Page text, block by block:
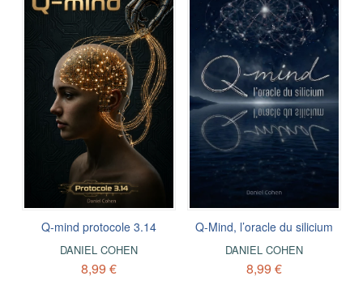
Q-mind protocole 3.14
DANIEL COHEN
8,99 €
Q-Mind, l’oracle du silicium
DANIEL COHEN
8,99 €